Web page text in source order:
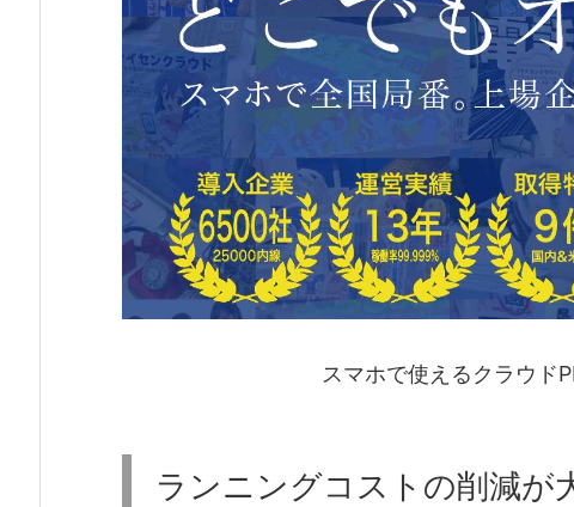
スマホで使えるクラウド
ランニングコストの削減が